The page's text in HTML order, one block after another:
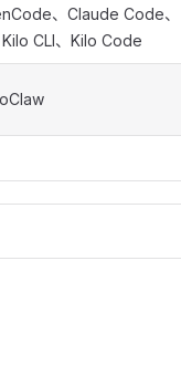
、Claude Code、
CLI、Kilo Code